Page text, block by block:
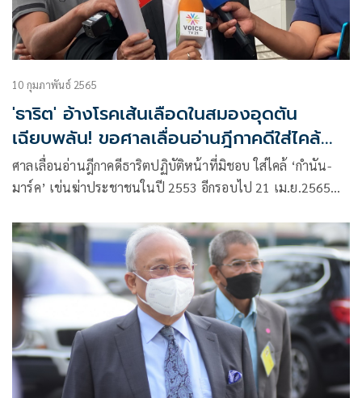
10 กุมภาพันธ์ 2565
'ธาริต' อ้างโรคเส้นเลือดในสมองอุดตัน
เฉียบพลัน! ขอศาลเลื่อนอ่านฎีกาคดีใส่ไคล้
'มาร์ค-เทือก'
ศาลเลื่อนอ่านฎีกาคดีธาริตปฏิบัติหน้าที่มิชอบ ใส่ไคล้ ‘กำนัน-
มาร์ค’ เข่นฆ่าประชาชนในปี 2553 อีกรอบไป 21 เม.ย.2565